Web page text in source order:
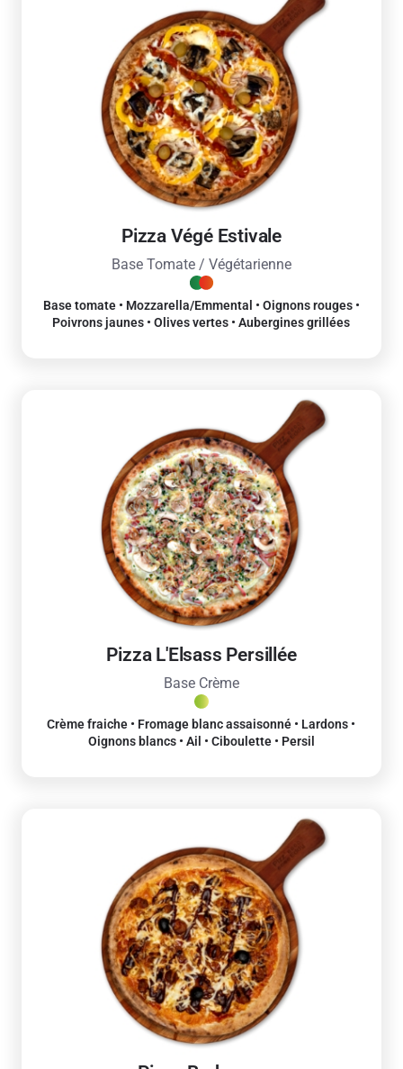
Pizza Végé Estivale
Base Tomate / Végétarienne
Base tomate • Mozzarella/Emmental • Oignons rouges •
Poivrons jaunes • Olives vertes • Aubergines grillées
Pizza L'Elsass Persillée
Base Crème
Crème fraiche • Fromage blanc assaisonné • Lardons •
Oignons blancs • Ail • Ciboulette • Persil